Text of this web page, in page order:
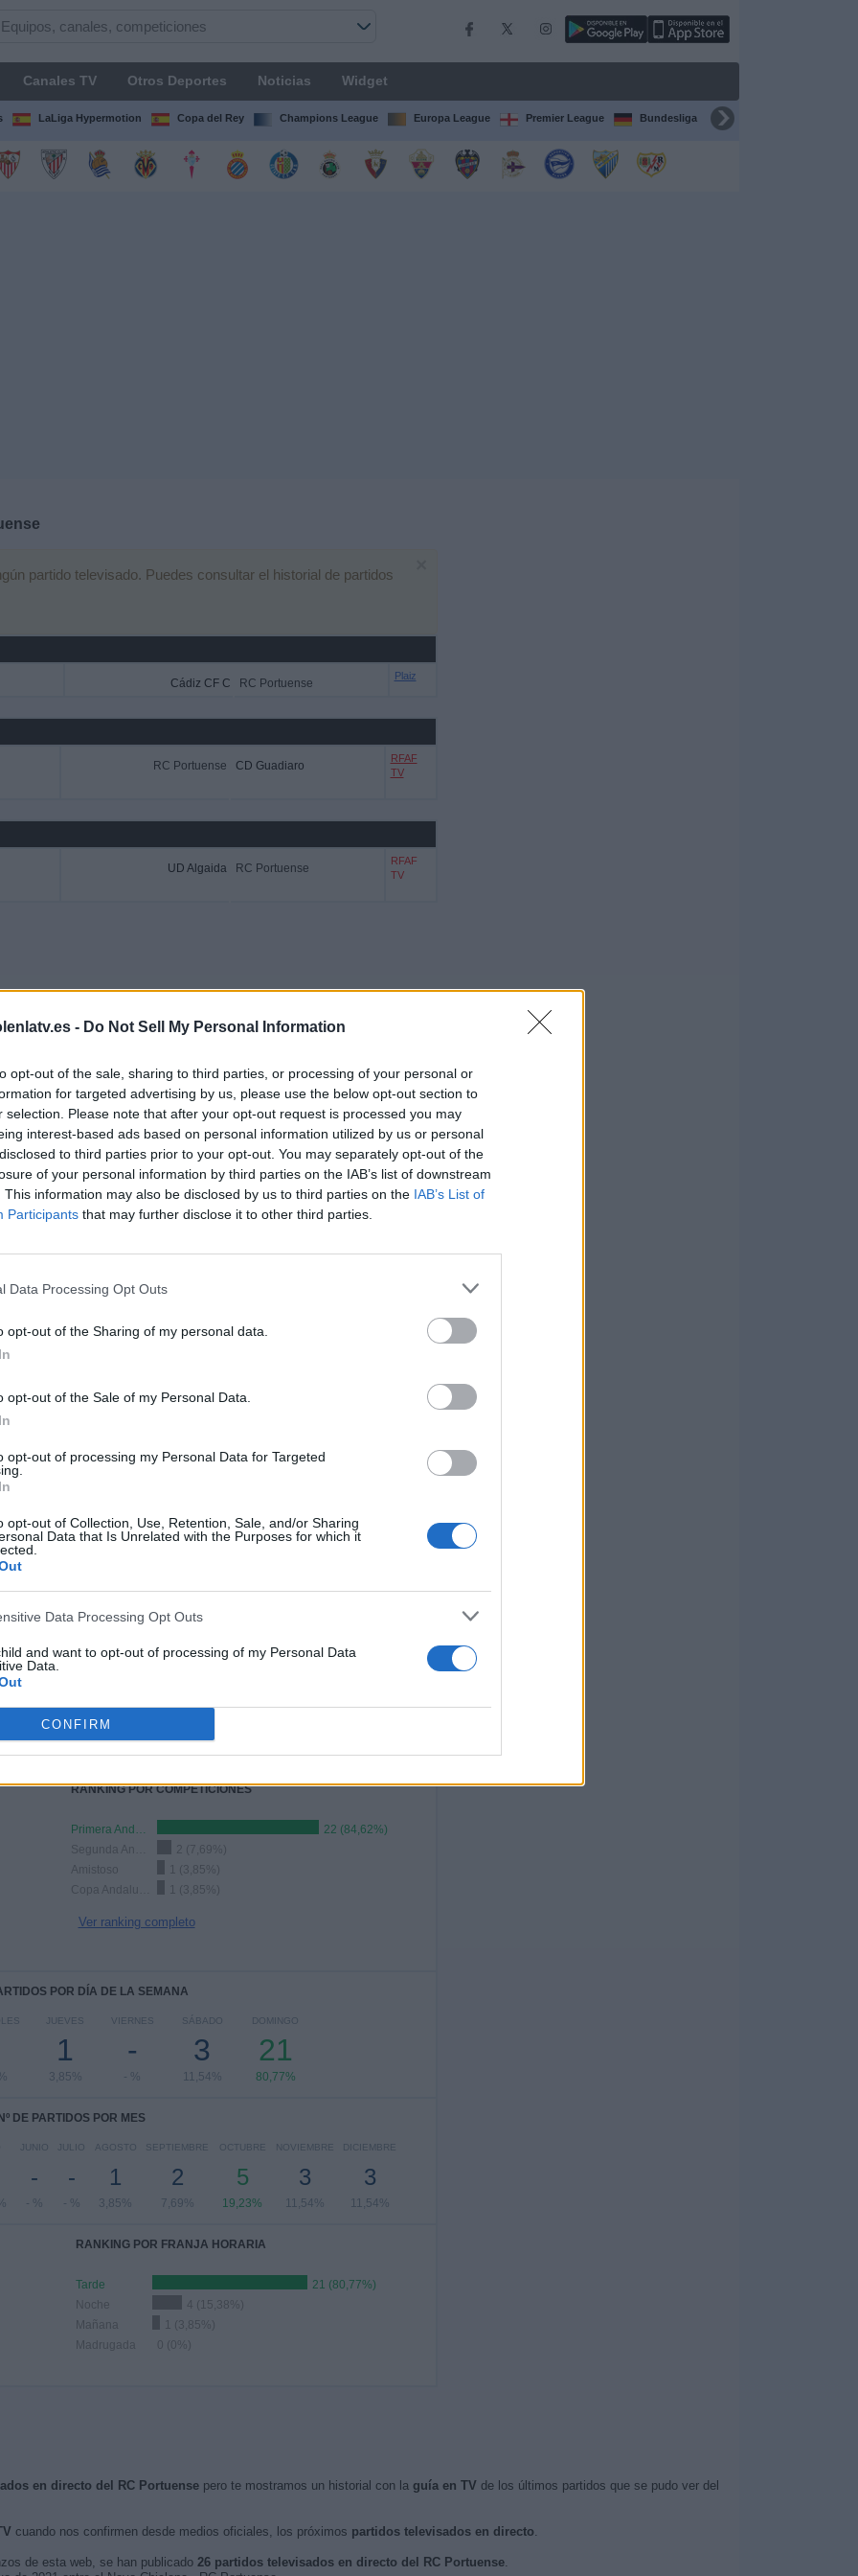
- Do Not Sell My Personal Information
opt-out of the sale, sharing to third parties, or processing of your personal or
for targeted advertising by us, please use the below opt-out section to
selection. Please note that after your opt-out request is processed you may
interest-based ads based on personal information utilized by us or personal
to third parties prior to your opt-out. You may separately opt-out of the
of your personal information by third parties on the IAB’s list of downstream
This information may also be disclosed by us to third parties on the IAB’s List of
Participants that may further disclose it to other third parties.
Data Processing Opt Outs
opt-out of the Sharing of my personal data.
opt-out of the Sale of my Personal Data.
opt-out of processing my Personal Data for Targeted
opt-out of Collection, Use, Retention, Sale, and/or Sharing
Data that Is Unrelated with the Purposes for which it
Data Processing Opt Outs
and want to opt-out of processing of my Personal Data
Data.
CONFIRM
Canales TV Otros Deportes Noticias Widget
LaLiga Hypermotion Copa del Rey Champions League Europa League Premier League Bundesliga Supercopa de España
partido televisado. Puedes consultar el historial de partidos
Cádiz CF C RC Portuense
Plaiz
RC Portuense CD Guadiaro
RFAF
TV
UD Algaida RC Portuense
RFAF
TV
Más días
EN TELEVISIÓN EN ESPAÑA
los datos estadísticos de cuándo y dónde se televisan los partidos de
92,31%
ÚLTIMO PARTIDO EN ABIERTO
11/09/2022 Copa Andalucía por RFAF TV
DÍAS
1424
GRATUÍTO
PARTIDOS
1
DE PAGO
17
3
4
COMPETICIONES
RANKING POR COMPETICIONES
Primera Andaluza
22 (84,62%)
2 (7,69%)
Amistoso
1 (3,85%)
1 (3,85%)
Ver ranking completo
POR DÍA DE LA SEMANA
JUEVES
1
3,85%
VIERNES
-
- %
SÁBADO
3
11,54%
DOMINGO
21
80,77%
Nº DE PARTIDOS POR MES
JUNIO
-
- %
JULIO
-
- %
AGOSTO
1
3,85%
SEPTIEMBRE
2
7,69%
OCTUBRE
5
19,23%
NOVIEMBRE
3
11,54%
DICIEMBRE
3
11,54%
RANKING POR FRANJA HORARIA
Tarde
21 (80,77%)
Noche
4 (15,38%)
Mañana
1 (3,85%)
Madrugada
0 (0%)
en directo del RC Portuensepero te mostramos un historial con la guía en TV de los últimos partidos que se pudo ver del
cuando nos confirmen desde medios oficiales, los próximos partidos televisados en directo.
de esta web, se han publicado 26 partidos televisados en directo del RC Portuense.